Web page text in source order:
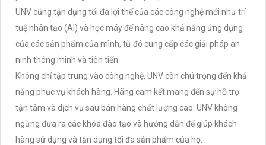
UNV cũng tận dụng tối đa lợi thế của các công nghệ mới như trí
tuệ nhân tạo (AI) và học máy để nâng cao khả năng ứng dụng
của các sản phẩm của mình, từ đó cung cấp các giải pháp an
ninh thông minh và tiên tiến.
Không chỉ tập trung vào công nghệ, UNV còn chú trọng đến khả
năng phục vụ khách hàng. Hãng cam kết mang đến sự hỗ trợ
tận tâm và dịch vụ sau bán hàng chất lượng cao. UNV không
ngừng đưa ra các khóa đào tạo và hướng dẫn để giúp khách
hàng sử dụng và tận dụng tối đa sản phẩm của họ.